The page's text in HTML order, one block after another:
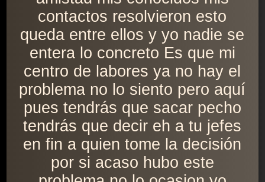
contactos resolvieron esto
queda entre ellos y yo nadie se
entera lo concreto Es que mi
centro de labores ya no hay el
problema no lo siento pero aquí
pues tendrás que sacar pecho
tendrás que decir eh a tu jefes
en fin a quien tome la decisión
por si acaso hubo este